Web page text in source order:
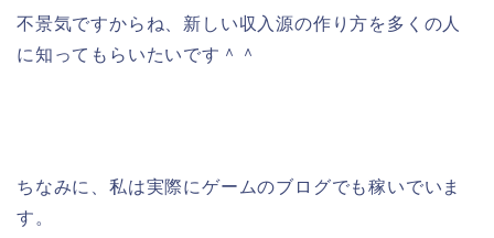
不景気ですからね、新しい収入源の作り方を多くの人
に知ってもらいたいです＾＾
ちなみに、私は実際にゲームのブログでも稼いでいま
す。